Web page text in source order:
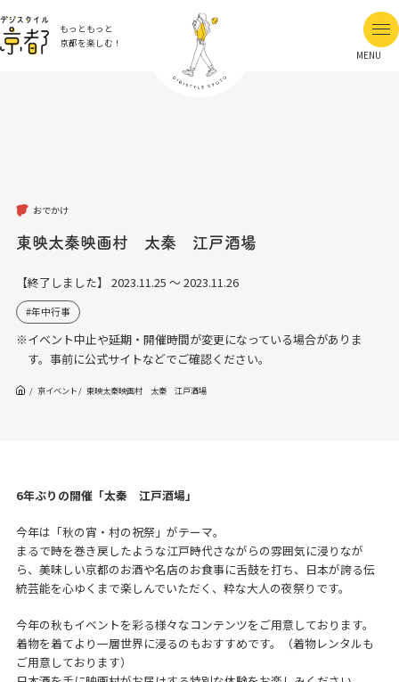
もっともっと
京都を楽しむ！
MENU
おでかけ
東映太秦映画村 太秦 江戸酒場
【終了しました】 2023.11.25 ～ 2023.11.26
年中行事
※イベント中止や延期・開催時間が変更になっている場合がありま
す。事前に公式サイトなどでご確認ください。
京イベント 東映太秦映画村 太秦 江戸酒場
6年ぶりの開催「太秦 江戸酒場」
今年は「秋の宵・村の祝祭」がテーマ。
まるで時を巻き戻したような江戸時代さながらの雰囲気に浸りなが
ら、美味しい京都のお酒や名店のお食事に舌鼓を打ち、日本が誇る伝
統芸能を心ゆくまで楽しんでいただく、粋な大人の夜祭りです。
今年の秋もイベントを彩る様々なコンテンツをご用意しております。
着物を着てより一層世界に浸るのもおすすめです。（着物レンタルも
ご用意しております）